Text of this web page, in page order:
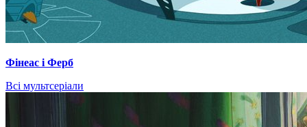
Фінеас і Ферб
Всі мультсеріали